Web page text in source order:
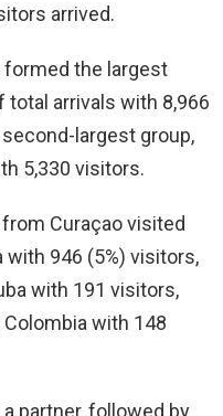
arrived.
the largest
total arrivals with 8,966
largest group,
5,330 visitors.
Curaçao visited
with 946 (5%) visitors,
with 191 visitors,
with 148
partner, followed by